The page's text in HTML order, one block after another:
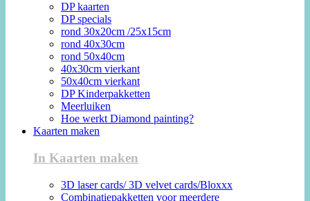
DP kaarten
DP specials
rond 30x20cm /25x15cm
rond 40x30cm
rond 50x40cm
40x30cm vierkant
50x40cm vierkant
DP Kinderpakketten
Meerluiken
Hoe werkt Diamond painting?
Kaarten maken
In Kaarten maken
3D laser cards/ 3D velvet cards/Bloxxx
Combinatiepakketten voor meerdere